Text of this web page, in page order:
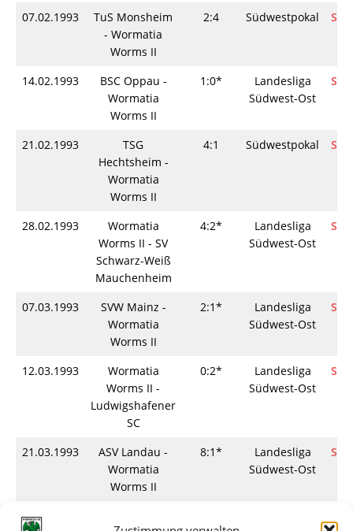
07.02.1993
TuS Monsheim
- Wormatia
Worms II
2:4 Südwestpokal
14.02.1993
BSC Oppau -
Wormatia
Worms II
1:0*
Landesliga
Südwest-Ost
21.02.1993
TSG
Hechtsheim -
Wormatia
Worms II
4:1 Südwestpokal
28.02.1993
Wormatia
Worms II - SV
Schwarz-Weiß
Mauchenheim
4:2*
Landesliga
Südwest-Ost
07.03.1993
SVW Mainz -
Wormatia
Worms II
2:1*
Landesliga
Südwest-Ost
12.03.1993
Wormatia
Worms II -
Ludwigshafener
SC
0:2*
Landesliga
Südwest-Ost
21.03.1993
ASV Landau -
Wormatia
Worms II
8:1*
Landesliga
Südwest-Ost
28.03.1993